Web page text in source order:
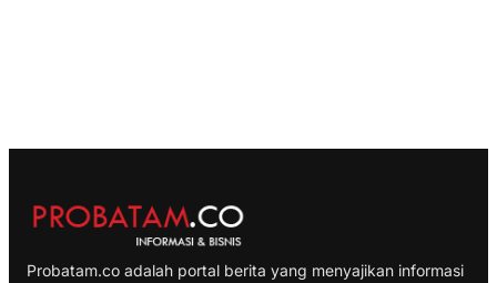
Probatam.co adalah portal berita yang menyajikan informasi